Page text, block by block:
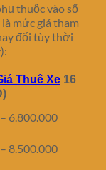
thuộc vào số
mức giá tham
đổi tùy thời
Thuê Xe 16
6.800.000
8.500.000